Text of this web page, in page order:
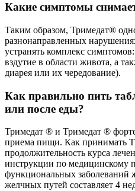
Какие симптомы
Таким образом, Тримедат®
разнонаправленных
устранять комплекс
вздутие в области живота, а
диарея или их чередование).
Как правильно пить
или после еды?
Тримедат ® и Тримедат ®
приема пищи. Как принимать
продолжительность курса
инструкции по медицинскому
функциональных заболеваний
желчных путей составляет 4